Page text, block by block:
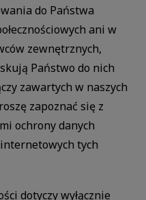
do Państwa
ani w
zewnętrznych,
Państwo do nich
zawartych w naszych
zapoznać się z
ochrony danych
tych
dotyczy wyłącznie